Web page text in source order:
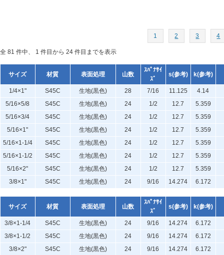
1 2 3 4
全 81 件中、 1 件目から 24 件目までを表示
サイズ 材質 表面処理 山数
ｽﾊﾟﾅｻｲ
ｽﾞ
s(参考) k(参考)
1/4×1" S45C 生地(黒色) 28 7/16 11.125
4.14
5/16×5/8
S45C 生地(黒色) 24 1/2 12.7
5.359
5/16×3/4
S45C 生地(黒色) 24 1/2 12.7
5.359
5/16×1"
S45C 生地(黒色) 24 1/2 12.7
5.359
5/16×1-1/4
S45C 生地(黒色) 24 1/2 12.7
5.359
5/16×1-1/2
S45C 生地(黒色) 24 1/2 12.7
5.359
5/16×2"
S45C 生地(黒色) 24 1/2 12.7
5.359
3/8×1"
S45C 生地(黒色) 24 9/16 14.274 6.172
サイズ 材質 表面処理 山数
ｽﾊﾟﾅｻｲ
ｽﾞ
s(参考) k(参考)
3/8×1-1/4 S45C 生地(黒色) 24 9/16 14.274
6.172
3/8×1-1/2
S45C 生地(黒色) 24 9/16 14.274
6.172
3/8×2"
S45C 生地(黒色) 24 9/16 14.274 6.172